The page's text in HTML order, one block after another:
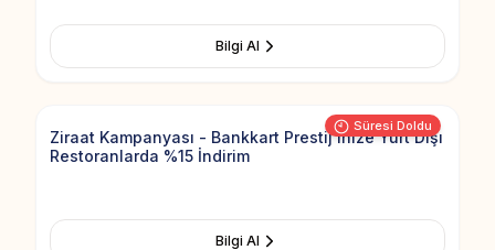
Bilgi Al
Süresi Doldu
Add to
Ziraat Kampanyası - Bankkart Prestij'inize Yurt Dışı
Restoranlarda %15 İndirim
Bilgi Al